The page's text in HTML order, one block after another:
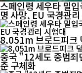
스페인령 세우타 밀
명 사망, EU 국경관
8,051m 브로드피크
중국 "12세도 중범
준 구체화